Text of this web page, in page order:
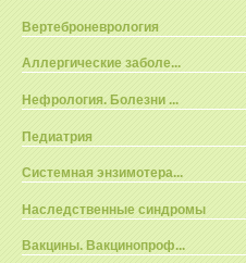
Вертеброневрология
Аллергические заболе...
Нефрология. Болезни ...
Педиатрия
Системная энзимотера...
Наследственные синдромы
Вакцины. Вакцинопроф...